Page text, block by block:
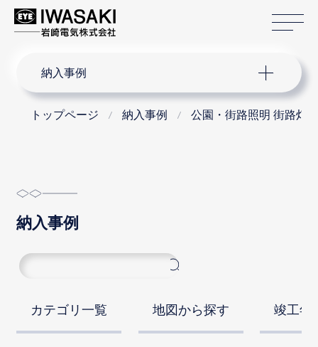
納入事例
トップページ 納入事例 公園・街路照明 街路灯
納入事例
カテゴリ一覧 地図から探す 竣工年